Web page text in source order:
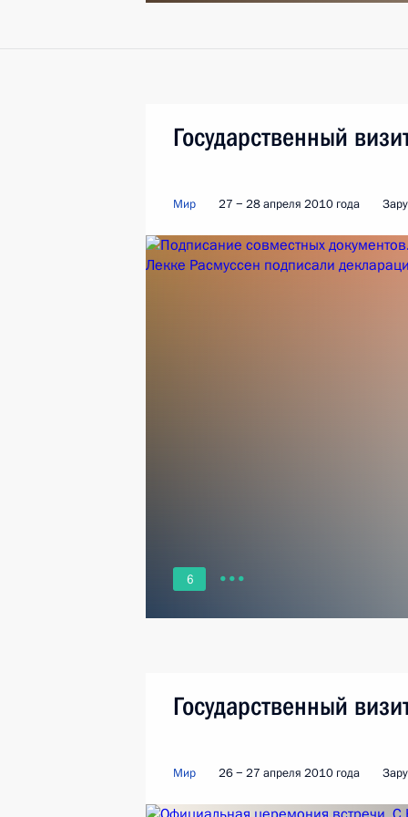
Государственный
Мир 27 − 28 апреля 2010 года
6
Государственный
Мир 26 − 27 апреля 2010 года